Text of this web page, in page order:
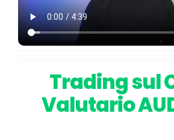
Trading sul
Valutario